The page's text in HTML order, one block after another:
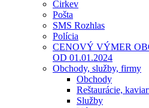
Cirkev
Pošta
SMS Rozhlas
Polícia
CENOVÝ VÝMER
OD 01.01.2024
Obchody, služby, firmy
Obchody
Reštaurácie,
Služby